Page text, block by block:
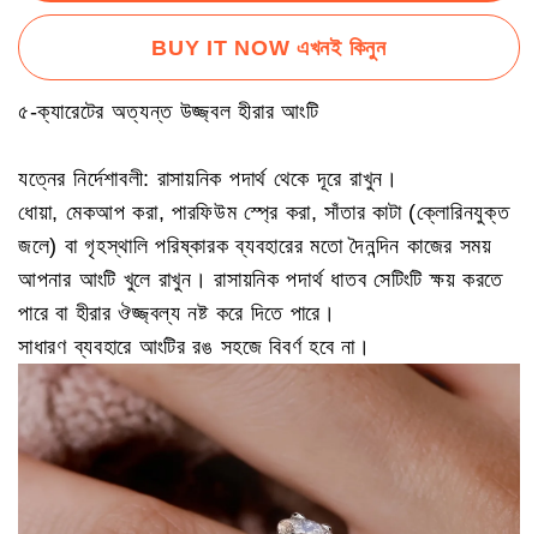
BUY IT NOW এখনই কিনুন
৫-ক্যারেটের অত্যন্ত উজ্জ্বল হীরার আংটি
যত্নের নির্দেশাবলী: রাসায়নিক পদার্থ থেকে দূরে রাখুন।
ধোয়া, মেকআপ করা, পারফিউম স্প্রে করা, সাঁতার কাটা (ক্লোরিনযুক্ত
জলে) বা গৃহস্থালি পরিষ্কারক ব্যবহারের মতো দৈনন্দিন কাজের সময়
আপনার আংটি খুলে রাখুন। রাসায়নিক পদার্থ ধাতব সেটিংটি ক্ষয় করতে
পারে বা হীরার ঔজ্জ্বল্য নষ্ট করে দিতে পারে।
সাধারণ ব্যবহারে আংটির রঙ সহজে বিবর্ণ হবে না।